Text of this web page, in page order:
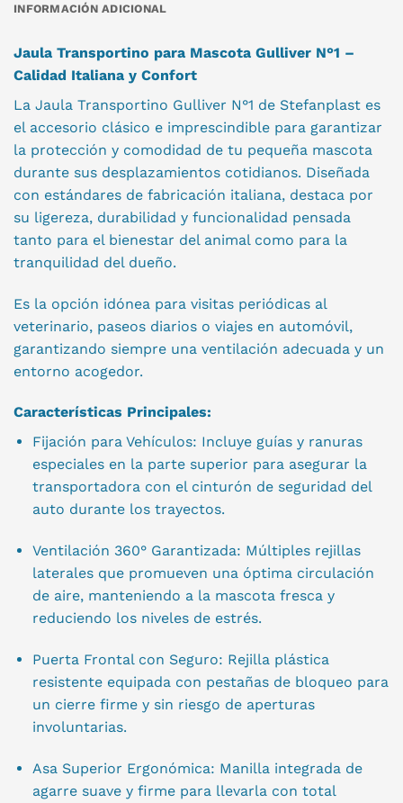
INFORMACIÓN ADICIONAL
Jaula Transportino para Mascota Gulliver N°1 –
Calidad Italiana y Confort
La Jaula Transportino Gulliver N°1 de Stefanplast es
el accesorio clásico e imprescindible para garantizar
la protección y comodidad de tu pequeña mascota
durante sus desplazamientos cotidianos. Diseñada
con estándares de fabricación italiana, destaca por
su ligereza, durabilidad y funcionalidad pensada
tanto para el bienestar del animal como para la
tranquilidad del dueño.
Es la opción idónea para visitas periódicas al
veterinario, paseos diarios o viajes en automóvil,
garantizando siempre una ventilación adecuada y un
entorno acogedor.
Características Principales:
Fijación para Vehículos: Incluye guías y ranuras
especiales en la parte superior para asegurar la
transportadora con el cinturón de seguridad del
auto durante los trayectos.
Ventilación 360° Garantizada: Múltiples rejillas
laterales que promueven una óptima circulación
de aire, manteniendo a la mascota fresca y
reduciendo los niveles de estrés.
Puerta Frontal con Seguro: Rejilla plástica
resistente equipada con pestañas de bloqueo para
un cierre firme y sin riesgo de aperturas
involuntarias.
Asa Superior Ergonómica: Manilla integrada de
agarre suave y firme para llevarla con total